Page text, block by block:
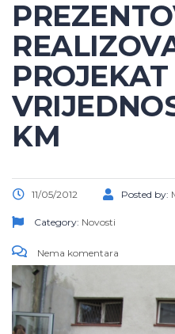
KM
11/05/2012 Posted by:
Category: Novosti
Nema komentara